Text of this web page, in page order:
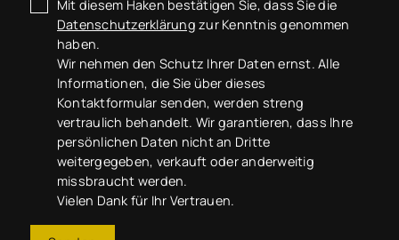
Mit diesem Haken bestätigen Sie, dass Sie die
Datenschutzerklärung zur Kenntnis genommen
haben.
Wir nehmen den Schutz Ihrer Daten ernst. Alle
Informationen, die Sie über dieses
Kontaktformular senden, werden streng
vertraulich behandelt. Wir garantieren, dass Ihre
persönlichen Daten nicht an Dritte
weitergegeben, verkauft oder anderweitig
missbraucht werden.
Vielen Dank für Ihr Vertrauen.